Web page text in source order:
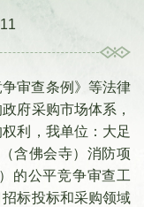
审查条例》等法律
府采购市场体系，
利，我单位：大足
含佛会寺）消防项
的公平竞争审查工
标投标和采购领域